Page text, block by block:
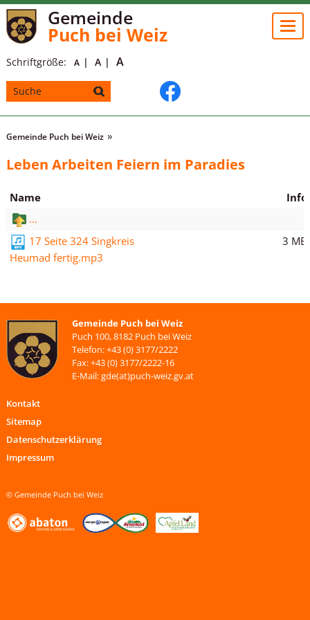
Gemeinde
Puch bei Weiz
Schriftgröße: A A A
Gemeinde Puch bei Weiz
Leben Arbeiten Feiern im Paradies
Name
Info
...
17 Seite 324 Singkreis
Heumad fertig.mp3
3 MB
Gemeinde Puch bei Weiz
Puch 100, 8182 Puch bei Weiz
Telefon: +43 (0) 3177/2222
Fax: +43 (0) 3177/2222-16
E-Mail: gde(at)puch-weiz.gv.at
Kontakt
Sitemap
Datenschutzerklärung
Impressum
© Gemeinde Puch bei Weiz